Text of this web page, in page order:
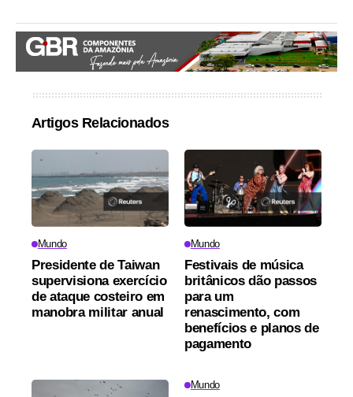
Artigos Relacionados
Mundo
Presidente de Taiwan
supervisiona exercício
de ataque costeiro em
manobra militar anual
Mundo
Festivais de música
britânicos dão passos
para um
renascimento, com
benefícios e planos de
pagamento
Mundo